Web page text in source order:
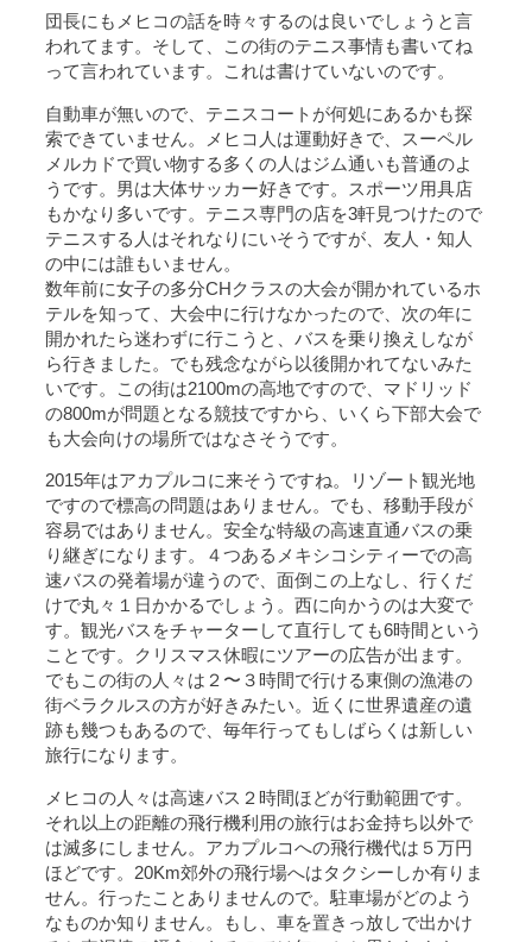
団長にもメヒコの話を時々するのは良いでしょうと言
われてます。そして、この街のテニス事情も書いてね
って言われています。これは書けていないのです。
自動車が無いので、テニスコートが何処にあるかも探
索できていません。メヒコ人は運動好きで、スーペル
メルカドで買い物する多くの人はジム通いも普通のよ
うです。男は大体サッカー好きです。スポーツ用具店
もかなり多いです。テニス専門の店を3軒見つけたので
テニスする人はそれなりにいそうですが、友人・知人
の中には誰もいません。
数年前に女子の多分CHクラスの大会が開かれているホ
テルを知って、大会中に行けなかったので、次の年に
開かれたら迷わずに行こうと、バスを乗り換えしなが
ら行きました。でも残念ながら以後開かれてないみた
いです。この街は2100mの高地ですので、マドリッド
の800mが問題となる競技ですから、いくら下部大会で
も大会向けの場所ではなさそうです。
2015年はアカプルコに来そうですね。リゾート観光地
ですので標高の問題はありません。でも、移動手段が
容易ではありません。安全な特級の高速直通バスの乗
り継ぎになります。４つあるメキシコシティーでの高
速バスの発着場が違うので、面倒この上なし、行くだ
けで丸々１日かかるでしょう。西に向かうのは大変で
す。観光バスをチャーターして直行しても6時間という
ことです。クリスマス休暇にツアーの広告が出ます。
でもこの街の人々は２〜３時間で行ける東側の漁港の
街ベラクルスの方が好きみたい。近くに世界遺産の遺
跡も幾つもあるので、毎年行ってもしばらくは新しい
旅行になります。
メヒコの人々は高速バス２時間ほどが行動範囲です。
それ以上の距離の飛行機利用の旅行はお金持ち以外で
は滅多にしません。アカプルコへの飛行機代は５万円
ほどです。20Km郊外の飛行場へはタクシーしか有りま
せん。行ったことありませんので。駐車場がどのよう
なものか知りません。もし、車を置きっ放しで出かけ